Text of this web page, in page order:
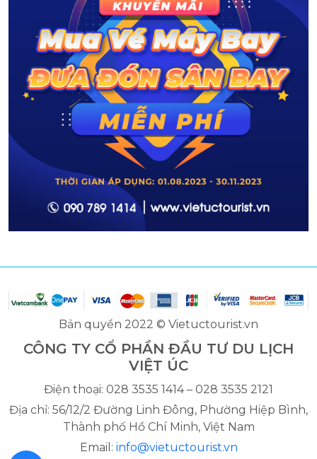
Bản quyền 2022 © Vietuctourist.vn
CÔNG TY CỔ PHẦN ĐẦU TƯ DU LỊCH
VIỆT ÚC
Điện thoại: 028 3535 1414 – 028 3535 2121
Địa chỉ: 56/12/2 Đường Linh Đông, Phường Hiệp Bình,
Thành phố Hồ Chí Minh, Việt Nam
Email: info@vietuctourist.vn